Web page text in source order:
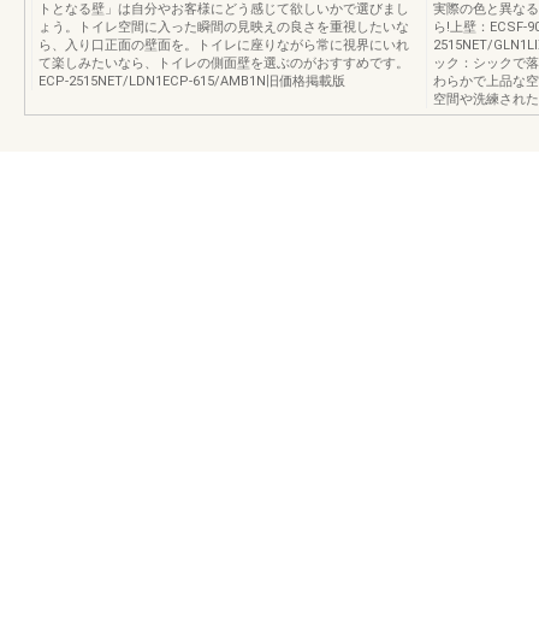
トとなる壁」は自分やお客様にどう感じて欲しいかで選びまし
ょう。トイレ空間に入った瞬間の見映えの良さを重視したいな
ら、入り口正面の壁面を。トイレに座りながら常に視界にいれ
て楽しみたいなら、トイレの側面壁を選ぶのがおすすめです。
ECP-2515NET/LDN1ECP-615/AMB1N旧価格掲載版
実際の色と異な
ら!上壁：ECSF-
2515NET/
ック：シックで
わらかで上品な
空間や洗練され